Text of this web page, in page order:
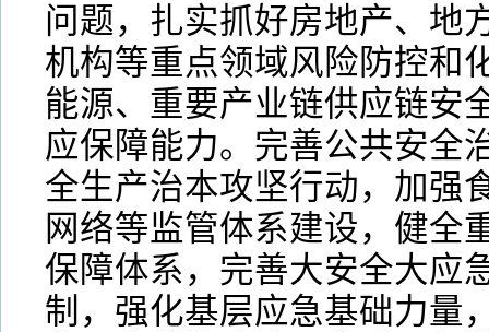
问题，扎实抓好房地产、地
机构等重点领域风险防控和
能源、重要产业链供应链安
应保障能力。完善公共安全
全生产治本攻坚行动，加强
网络等监管体系建设，健全
保障体系，完善大安全大应
制，强化基层应急基础力量